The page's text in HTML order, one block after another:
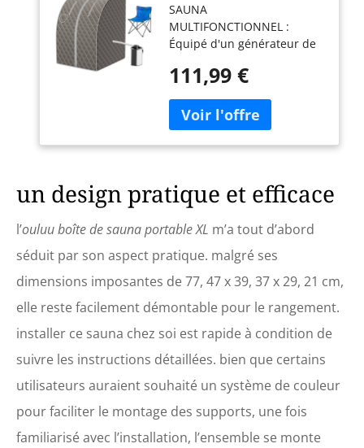
Domestique avec
Température et
Minuterie Réglables,
Maison avec
Télécommande, 78 x
87 x 100 cm, 1000 W
(gris)
SAUNA
MULTIFONCTIONNEL :
Équipé d'un générateur de
de fournir de la vapeur de
une chaise pliante, il
permet de s'asseoir
confortablement à
musculaires ; utilisée avec
bois, la machine à vapeur
peut se transformer en un
instrument de soin des
pieds, aidant à détendre les
pieds grâce à la pénétration
de la vapeur scientifique et
à réduire davantage la
fatigue du corps SAUNA
PERSONNEL PLIABLE : Ce
sauna domestique est
équipé de connecteurs et
de tuyaux de deux couleurs
111,99 €
un design pratique et efficace
l’ouluu boîte de sauna portable XL m’a tout d’abord
séduit par son aspect pratique. malgré ses
dimensions imposantes de 77, 47 x 39, 37 x 29, 21 cm,
elle reste facilement démontable pour le rangement.
installer ce sauna chez soi est rapide à condition de
suivre les instructions détaillées. bien que certains
utilisateurs auraient souhaité un système de couleur
pour faciliter le montage des supports, une fois
familiarisé avec l’installation, l’ensemble se monte